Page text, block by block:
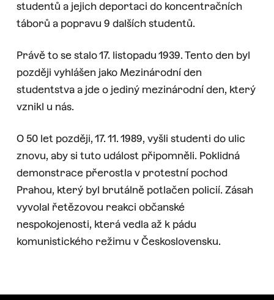
studentů a jejich deportaci do koncentračních
táborů a popravu 9 dalších studentů.
Právě to se stalo 17. listopadu 1939. Tento den byl
později vyhlášen jako Mezinárodní den
studentstva a jde o jediný mezinárodní den, který
vznikl u nás.
O 50 let později, 17. 11. 1989, vyšli studenti do ulic
znovu, aby si tuto událost připomněli. Poklidná
demonstrace přerostla v protestní pochod
Prahou, který byl brutálně potlačen policií. Zásah
vyvolal řetězovou reakci občanské
nespokojenosti, která vedla až k pádu
komunistického režimu v Československu.